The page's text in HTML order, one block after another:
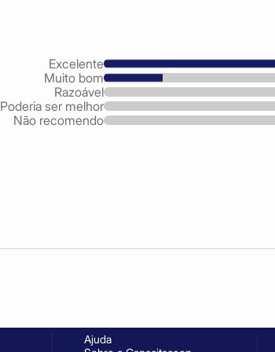
Excelente
Muito bom
Razoável
Poderia ser melhor
Não recomendo
Ajuda